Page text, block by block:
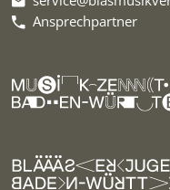
Ansprechpartner